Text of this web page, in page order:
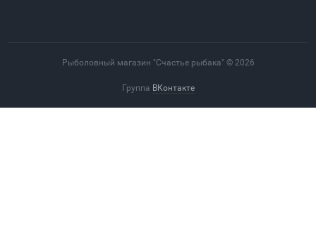
Рыболовный магазин "Счастье рыбака" © 2026
Группа ВКонтакте